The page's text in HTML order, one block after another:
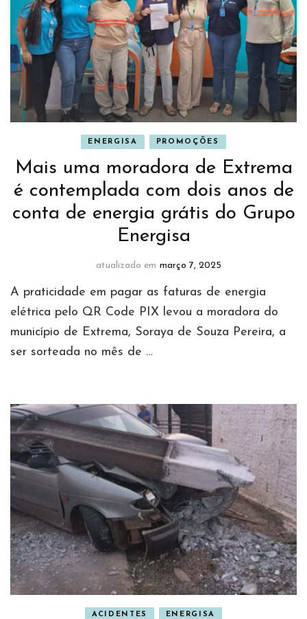
ENERGISA PROMOÇÕES
Mais uma moradora de Extrema
é contemplada com dois anos de
conta de energia grátis do Grupo
Energisa
atualizado em março 7, 2025
A praticidade em pagar as faturas de energia
elétrica pelo QR Code PIX levou a moradora do
município de Extrema, Soraya de Souza Pereira, a
ser sorteada no mês de …
ACIDENTES ENERGISA